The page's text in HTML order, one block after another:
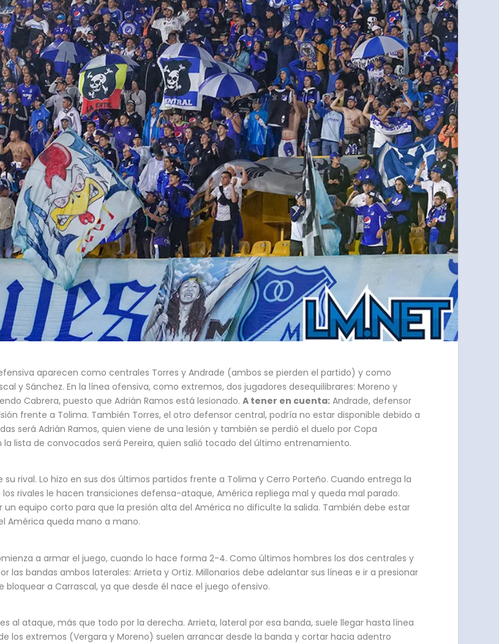
aparecen como centrales Torres y Andrade (ambos se pierden el partido) y como
y Sánchez. En la línea ofensiva, como extremos, dos jugadores desequilibrares: Moreno y
Cabrera, puesto que Adrián Ramos está lesionado.A tener en cuenta: Andrade, defensor
frente a Tolima. También Torres, el otro defensor central, podría no estar disponible debido a
será Adrián Ramos, quien viene de una lesión y también se perdió el duelo por Copa
lista de convocados será Pereira, quien salió tocado del último entrenamiento.
su rival. Lo hizo en sus dos últimos partidos frente a Tolima y Cerro Porteño. Cuando entrega la
rivales le hacen transiciones defensa-ataque, América repliega mal y queda mal parado.
equipo corto para que la presión alta del América no dificulte la salida. También debe estar
América queda mano a mano.
a armar el juego, cuando lo hace forma 2-4. Como últimos hombres los dos centrales y
las bandas ambos laterales: Arrieta y Ortiz. Millonarios debe adelantar sus líneas e ir a presionar
a Carrascal, ya que desde él nace el juego ofensivo.
al ataque, más que todo por la derecha. Arrieta, lateral por esa banda, suele llegar hasta línea
los extremos (Vergara y Moreno) suelen arrancar desde la banda y cortar hacia adentro